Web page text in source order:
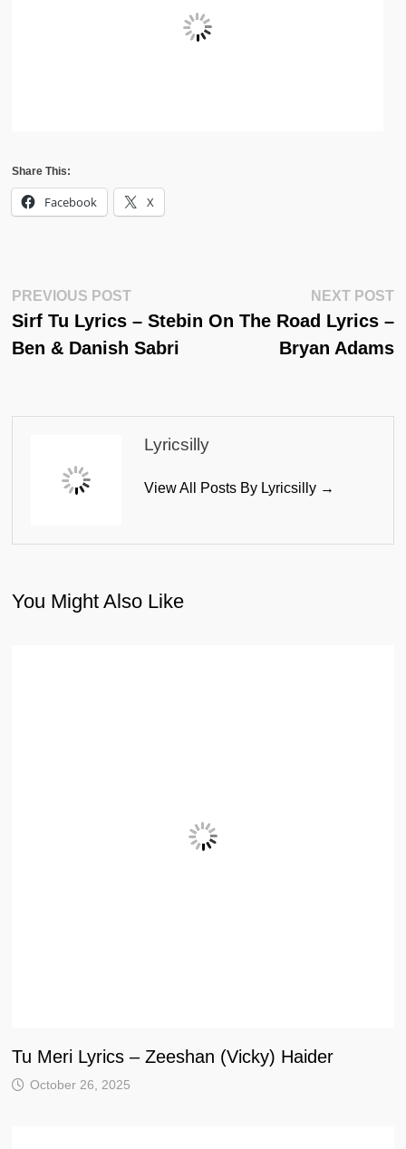
Share This:
Facebook X
Post
Navigation
PREVIOUS POSTPrevious
Post:
Sirf Tu Lyrics – Stebin
Ben & Danish Sabri
NEXT POST
On The Road Lyrics –
Bryan Adams
Lyricsilly
View All Posts By Lyricsilly →
You Might Also Like
Tu Meri Lyrics – Zeeshan (Vicky) Haider
October 26, 2025